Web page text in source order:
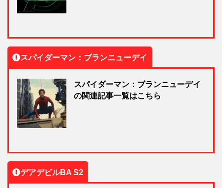
スパイダーマン：ブランニューデイ
スパイダーマン：ブランニューデイ
の関連記事一覧はこちら
デアデビルBA S2